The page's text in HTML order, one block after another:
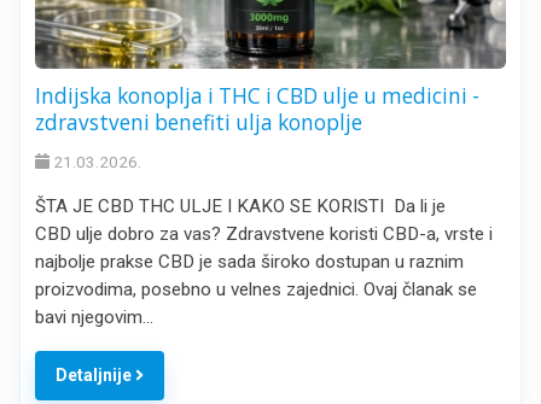
Indijska konoplja i THC i CBD ulje u medicini -
zdravstveni benefiti ulja konoplje
21.03.2026.
ŠTA JE CBD THC ULJE I KAKO SE KORISTI Da li je
CBD ulje dobro za vas? Zdravstvene koristi CBD-a, vrste i
najbolje prakse CBD je sada široko dostupan u raznim
proizvodima, posebno u velnes zajednici. Ovaj članak se
bavi njegovim…
Detaljnije